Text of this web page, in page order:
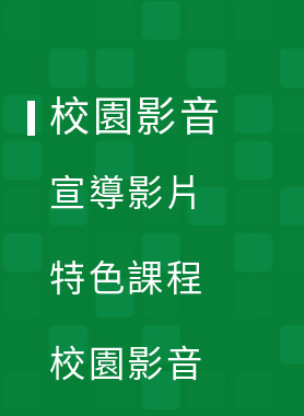
校園影音
宣導影片
特色課程
校園影音